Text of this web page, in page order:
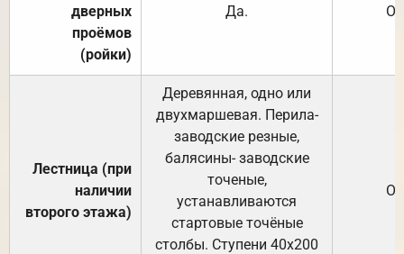
дверных
проёмов
(ройки)
Да.
Лестница (при
наличии
второго этажа)
Деревянная, одно или
двухмаршевая. Перила-
заводские резные,
балясины- заводские
точеные,
устанавливаются
стартовые точёные
столбы. Ступени 40х200